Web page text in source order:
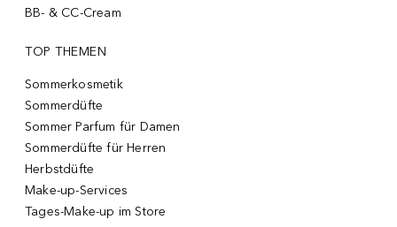
BB- & CC-Cream
TOP THEMEN
Sommerkosmetik
Sommerdüfte
Sommer Parfum für Damen
Sommerdüfte für Herren
Herbstdüfte
Make-up-Services
Tages-Make-up im Store